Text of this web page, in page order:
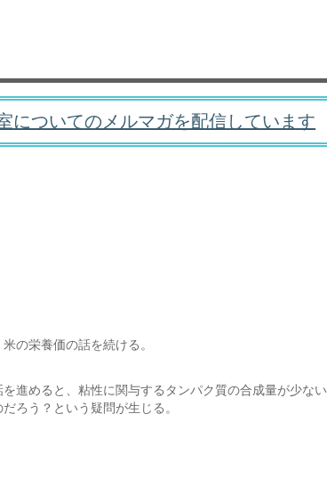
についてのメルマガを配信しています
の栄養価の話を続ける。
進めると、粘性に関与するタンパク質の合成量が少ない
ろう？という疑問が生じる。